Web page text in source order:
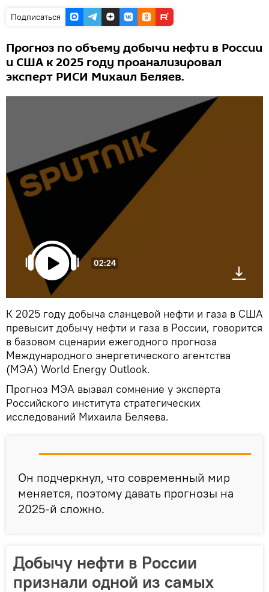
Подписаться
Прогноз по объему добычи нефти в России
и США к 2025 году проанализировал
эксперт РИСИ Михаил Беляев.
02:24
К 2025 году добыча сланцевой нефти и газа в США
превысит добычу нефти и газа в России, говорится
в базовом сценарии ежегодного прогноза
Международного энергетического агентства
(МЭА) World Energy Outlook.
Прогноз МЭА вызвал сомнение у эксперта
Российского института стратегических
исследований Михаила Беляева.
Он подчеркнул, что современный мир
меняется, поэтому давать прогнозы на
2025-й сложно.
Добычу нефти в России
признали одной из самых